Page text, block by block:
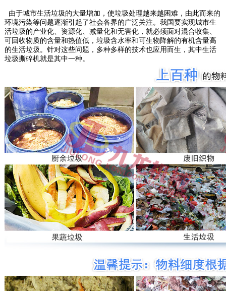
由于城市生活垃圾的大量增加，使垃圾处理越来越困难，由此而来的
环境污染等问题逐渐引起了社会各界的广泛关注。我国要实现城市生
活垃圾的产业化、资源化、减量化和无害化，就必须面对混合收集、
可回收物质的含量和热值低，垃圾含水率和可生物降解的有机含量高
的生活垃圾。针对这些问题，多种多样的技术也应用而生，其中生活
垃圾撕碎机就是其中一种。